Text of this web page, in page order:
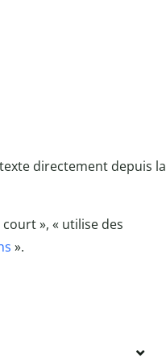
directement depuis la
», « utilise des
».